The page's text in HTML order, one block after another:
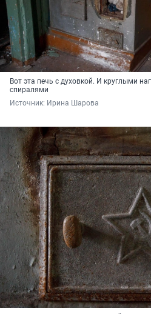
Вот эта печь с духовкой. И круглыми
спиралями
Источник: Ирина Шарова